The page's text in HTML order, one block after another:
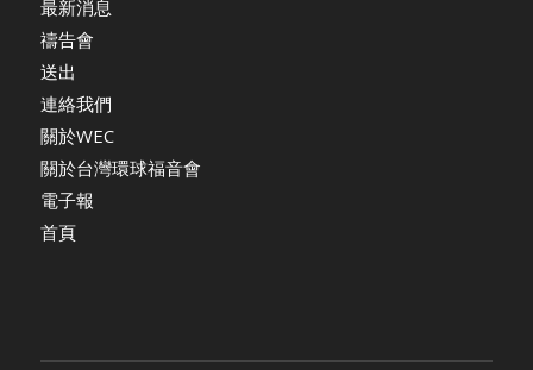
最新消息
禱告會
送出
連絡我們
關於WEC
關於台灣環球福音會
電子報
首頁